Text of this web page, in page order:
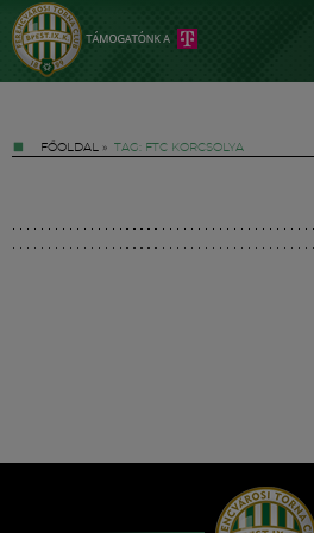
FŐOLDAL » TAG: FTC KORCSOLYA
Hírek